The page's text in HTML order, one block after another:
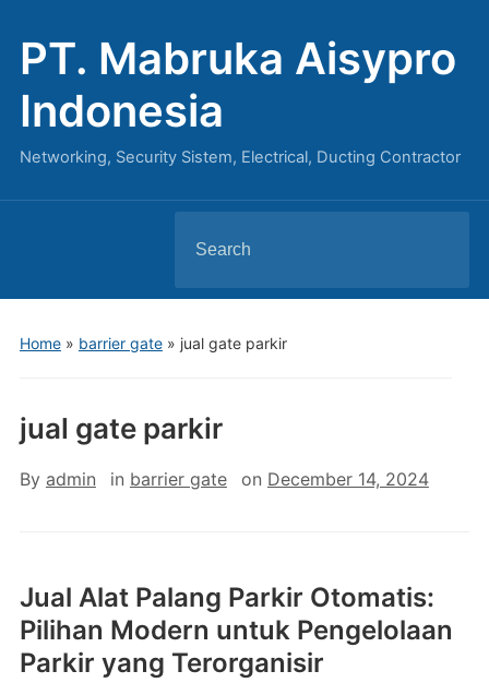
PT. Mabruka Aisypro
Indonesia
Networking, Security Sistem, Electrical, Ducting Contractor
for:
Home» barrier gate» jual gate parkir
jual gate parkir
By admin in barrier gate on December 14, 2024
Jual Alat Palang Parkir Otomatis:
Pilihan Modern untuk Pengelolaan
Parkir yang Terorganisir